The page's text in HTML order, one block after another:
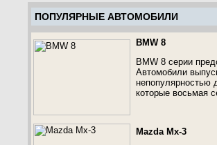
ПОПУЛЯРНЫЕ АВТОМОБИЛИ
BMW 8
BMW 8 серии
Автомобили
непопулярностью
которые восьмая
Mazda Mx-3